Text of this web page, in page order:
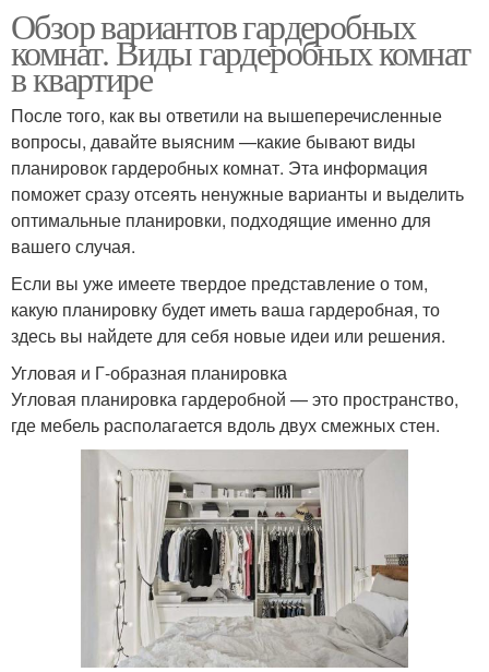
Обзор вариантов гардеробных
комнат. Виды гардеробных комнат
в квартире
После того, как вы ответили на вышеперечисленные
вопросы, давайте выясним —какие бывают виды
планировок гардеробных комнат. Эта информация
поможет сразу отсеять ненужные варианты и выделить
оптимальные планировки, подходящие именно для
вашего случая.
Если вы уже имеете твердое представление о том,
какую планировку будет иметь ваша гардеробная, то
здесь вы найдете для себя новые идеи или решения.
Угловая и Г-образная планировка
Угловая планировка гардеробной — это пространство,
где мебель располагается вдоль двух смежных стен.